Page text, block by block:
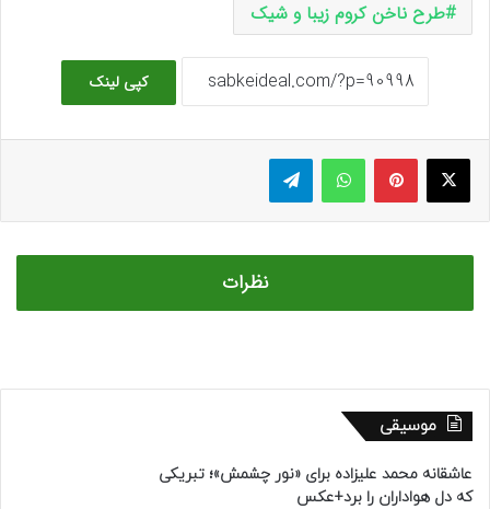
طرح ناخن کروم زیبا و شیک
کپی لینک
ایکس پینتریستواتس آپ تلگرام
نظرات
موسیقی
عاشقانه محمد علیزاده برای «نور چشمش»؛ تبریکی
که دل هواداران را برد+عکس